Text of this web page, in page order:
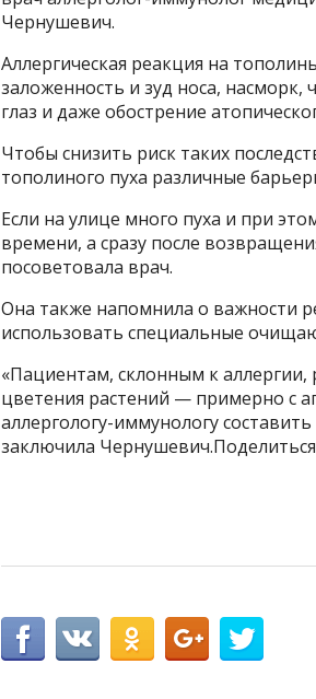
Чернушевич.
Аллергическая реакция на
заложенность и зуд носа, насморк,
глаз и даже обострение
Чтобы снизить риск таких
тополиного пуха различные
Если на улице много пуха и при
времени, а сразу после
посоветовала врач.
Она также напомнила о важности
использовать специальные
«Пациентам, склонным к
цветения растений — примерно с
аллергологу-иммунологу
заключила Чернушевич.Поделиться